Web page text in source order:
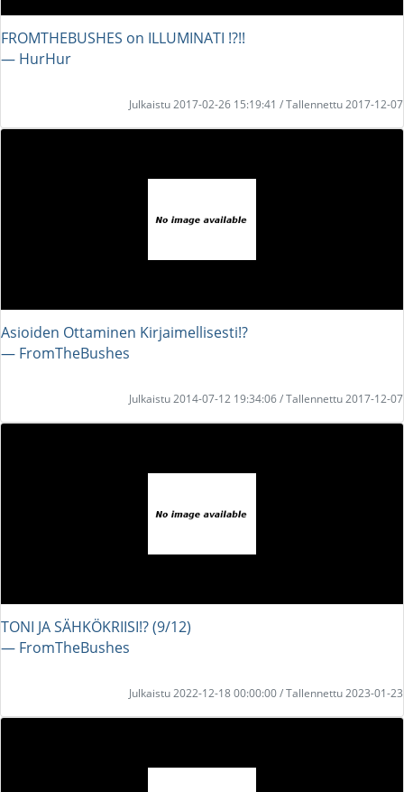
FROMTHEBUSHES on ILLUMINATI !?!!
― HurHur
Julkaistu 2017-02-26 15:19:41 / Tallennettu 2017-12-07
Asioiden Ottaminen Kirjaimellisesti!?
― FromTheBushes
Julkaistu 2014-07-12 19:34:06 / Tallennettu 2017-12-07
TONI JA SÄHKÖKRIISI!? (9/12)
― FromTheBushes
Julkaistu 2022-12-18 00:00:00 / Tallennettu 2023-01-23